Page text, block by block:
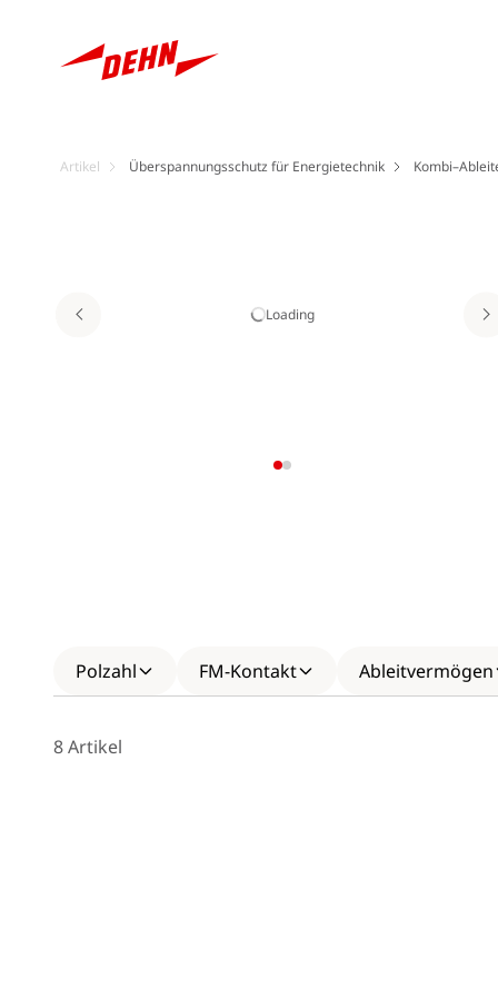
Artikel Überspannungsschutz für Energietechnik
Loading
Polzahl FM-Kontakt Ableitvermögen
8 Artikel